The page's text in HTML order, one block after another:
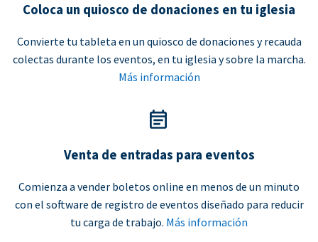
Coloca un quiosco de donaciones en tu iglesia
Convierte tu tableta en un quiosco de donaciones y recauda
colectas durante los eventos, en tu iglesia y sobre la marcha.
Más información
Venta de entradas para eventos
Comienza a vender boletos online en menos de un minuto
con el software de registro de eventos diseñado para reducir
tu carga de trabajo. Más información